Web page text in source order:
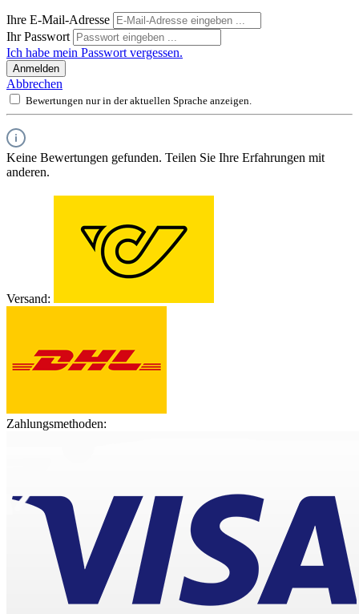
Ihre E-Mail-Adresse
Ihr Passwort
Ich habe mein Passwort vergessen.
Anmelden
Abbrechen
Bewertungen nur in der aktuellen Sprache anzeigen.
Keine Bewertungen gefunden. Teilen Sie Ihre Erfahrungen mit
anderen.
Versand:
Zahlungsmethoden: